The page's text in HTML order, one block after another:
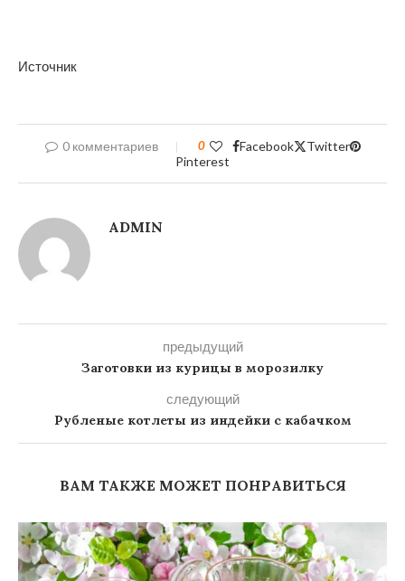
Источник
0 комментариев 0 Facebook
Twitter
Pinterest
ADMIN
предыдущий
Заготовки из курицы в морозилку
следующий
Рубленые котлеты из индейки с кабачком
ВАМ ТАКЖЕ МОЖЕТ ПОНРАВИТЬСЯ